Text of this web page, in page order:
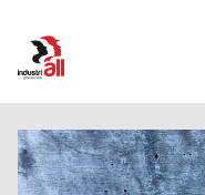
main